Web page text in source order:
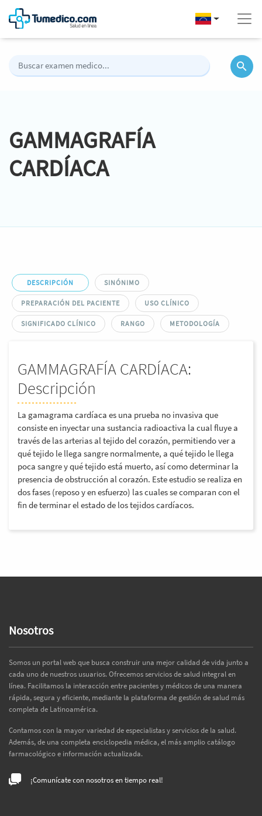
GAMMAGRAFÍA
CARDÍACA
DESCRIPCIÓN SINÓNIMO
PREPARACIÓN DEL PACIENTE USO CLÍNICO
SIGNIFICADO CLÍNICO RANGO METODOLOGÍA
GAMMAGRAFÍA CARDÍACA:
Descripción
La gamagrama cardíaca es una prueba no invasiva que
consiste en inyectar una sustancia radioactiva la cual fluye a
través de las arterias al tejido del corazón, permitiendo ver a
qué tejido le llega sangre normalmente, a qué tejido le llega
poca sangre y qué tejido está muerto, así como determinar la
presencia de obstrucción al corazón. Este estudio se realiza en
dos fases (reposo y en esfuerzo) las cuales se comparan con el
fin de terminar el estado de los tejidos cardíacos.
Nosotros
Somos un portal web que busca construir una mejor calidad de vida junto a
cada uno de nuestros usuarios. Ofrecemos servicios de salud integral en
línea. Facilitamos la interacción entre pacientes y médicos de una manera
rápida, segura y eficiente, mediante la plataforma de gestión de salud más
completa de Latinoamérica.
Contamos con la mayor variedad de especialistas y servicios de la salud.
Además, de una completa enciclopedia médica, el más amplio catálogo
farmacológico e información actualizada.
¡Comunícate con nosotros en tiempo real!